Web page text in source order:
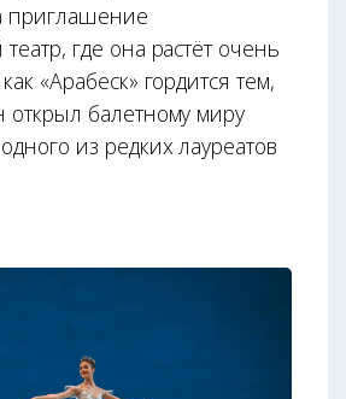
приглашение
где она растёт очень
«Арабеск» гордится тем,
открыл балетному миру
из редких лауреатов